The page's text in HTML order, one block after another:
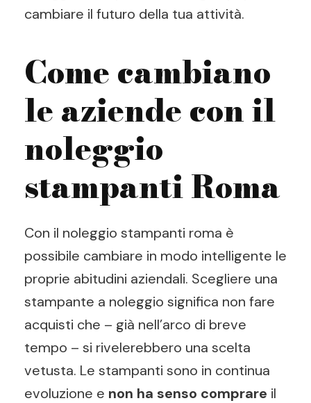
cambiare il futuro della tua attività.
Come cambiano
le aziende con il
noleggio
stampanti Roma
Con il noleggio stampanti roma è
possibile cambiare in modo intelligente le
proprie abitudini aziendali. Scegliere una
stampante a noleggio significa non fare
acquisti che – già nell’arco di breve
tempo – si rivelerebbero una scelta
vetusta. Le stampanti sono in continua
evoluzione e non ha senso comprare il